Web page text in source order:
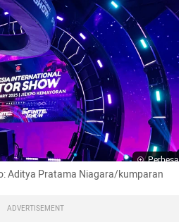
Perbesar
Aditya Pratama Niagara/kumparan
ADVERTISEMENT